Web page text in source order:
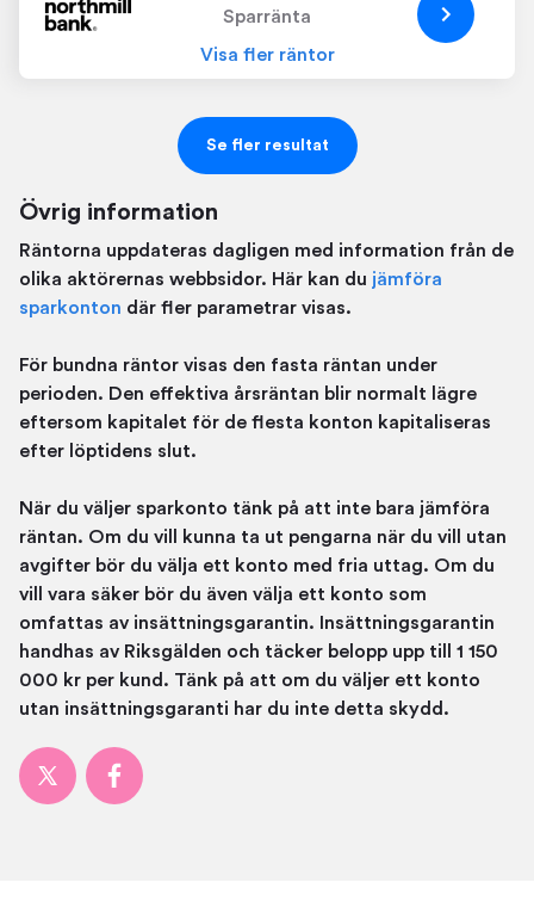
Sparränta
Visa fler räntor
Se fler resultat
Övrig information
Räntorna uppdateras dagligen med information från de
olika aktörernas webbsidor. Här kan du jämföra
sparkonton där fler parametrar visas.
För bundna räntor visas den fasta räntan under
perioden. Den effektiva årsräntan blir normalt lägre
eftersom kapitalet för de flesta konton kapitaliseras
efter löptidens slut.
När du väljer sparkonto tänk på att inte bara jämföra
räntan. Om du vill kunna ta ut pengarna när du vill utan
avgifter bör du välja ett konto med fria uttag. Om du
vill vara säker bör du även välja ett konto som
omfattas av insättningsgarantin. Insättningsgarantin
handhas av Riksgälden och täcker belopp upp till 1 150
000 kr per kund. Tänk på att om du väljer ett konto
utan insättningsgaranti har du inte detta skydd.